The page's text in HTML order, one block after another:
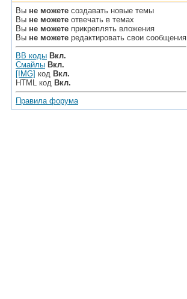
Вы не можете создавать новые темы
Вы не можете отвечать в темах
Вы не можете прикреплять вложения
Вы не можете редактировать свои сообщения
BB коды Вкл.
Смайлы Вкл.
[IMG] код Вкл.
HTML код Вкл.
Правила форума